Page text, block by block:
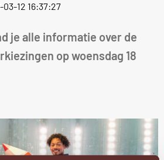
12 16:37:27
je alle informatie over de
op woensdag 18